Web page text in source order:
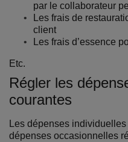
par le collaborateur
Les frais de
client
Les frais d’essence
Etc.
Régler les
courantes
Les dépenses
dépenses occasionnelles